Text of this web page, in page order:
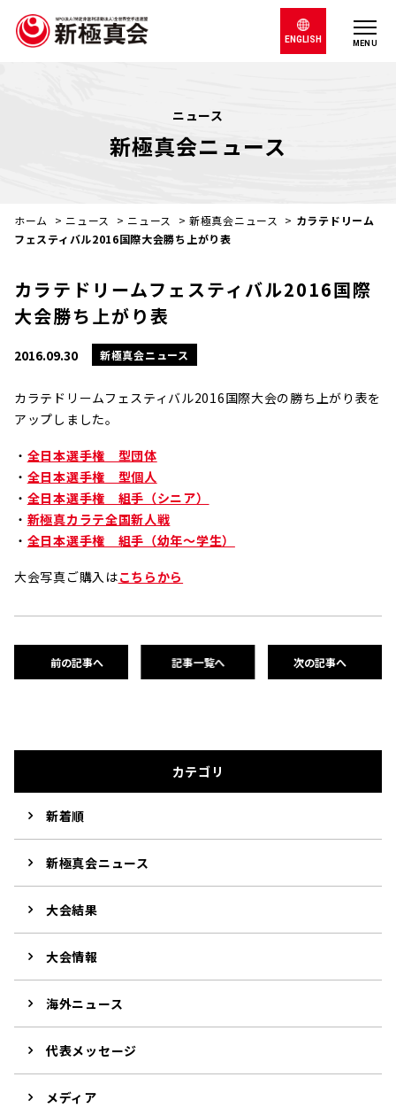
MENU
ENGLISH
ニュース
新極真会ニュース
ホーム > ニュース > ニュース >新極真会ニュース > カラテドリーム
フェスティバル2016国際大会勝ち上がり表
カラテドリームフェスティバル2016国際
大会勝ち上がり表
2016.09.30 新極真会ニュース
カラテドリームフェスティバル2016国際大会の勝ち上がり表を
アップしました。
・ 全日本選手権 型団体
・ 全日本選手権 型個人
・ 全日本選手権 組手（シニア）
・ 新極真カラテ全国新人戦
・ 全日本選手権 組手（幼年～学生）
大会写真ご購入はこちらから
前の記事へ 記事一覧へ 次の記事へ
カテゴリ
新着順
新極真会ニュース
大会結果
大会情報
海外ニュース
代表メッセージ
メディア